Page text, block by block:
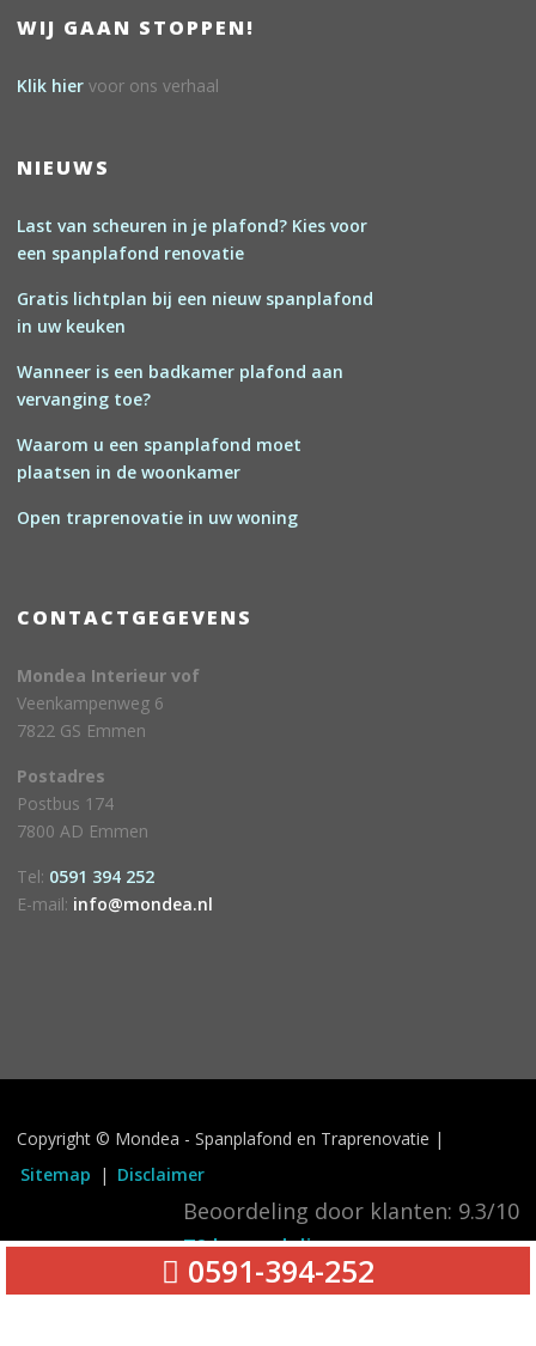
WIJ GAAN STOPPEN!
Klik hier voor ons verhaal
NIEUWS
Last van scheuren in je plafond? Kies voor
een spanplafond renovatie
Gratis lichtplan bij een nieuw spanplafond
in uw keuken
Wanneer is een badkamer plafond aan
vervanging toe?
Waarom u een spanplafond moet
plaatsen in de woonkamer
Open traprenovatie in uw woning
CONTACTGEGEVENS
Mondea Interieur vof
Veenkampenweg 6
7822 GS Emmen
Postadres
Postbus 174
7800 AD Emmen
Tel: 0591 394 252
E-mail: info@mondea.nl
0591-394-252
Copyright © Mondea - Spanplafond en Traprenovatie |
Sitemap | Disclaimer
Beoordeling door klanten: 9.3/10
70beoordelingen